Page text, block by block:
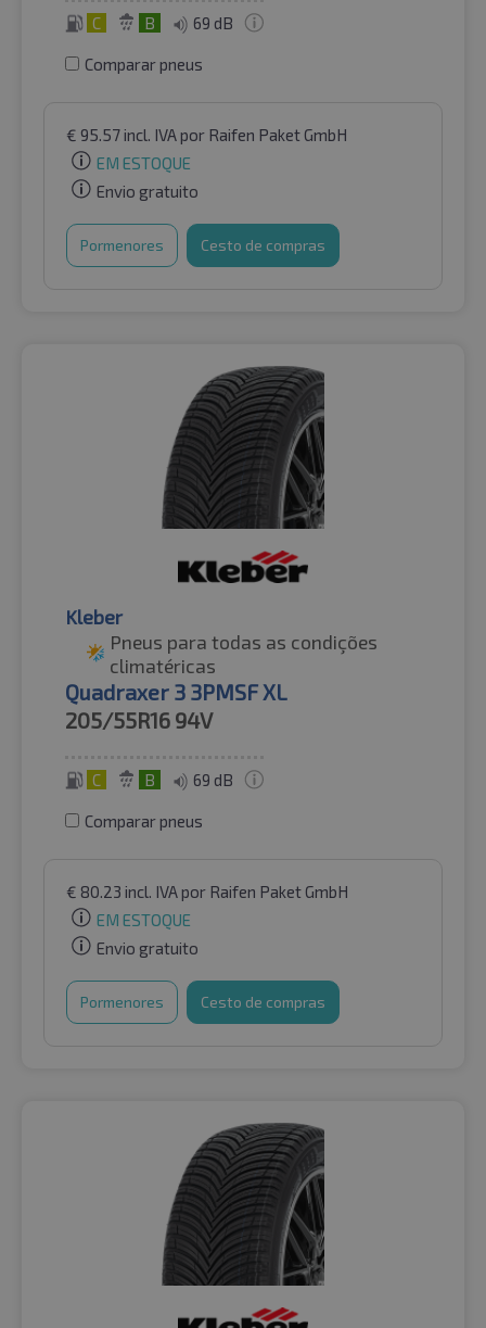
C B 69 dB
Comparar pneus
€ 95.57incl. IVApor Raifen Paket GmbH
EM ESTOQUE
Envio gratuito
Pormenores Cesto de compras
Kleber
Pneus para todas as condições
climatéricas
Quadraxer 3 3PMSF XL
205/55R16 94V
C B 69 dB
Comparar pneus
€ 80.23 incl. IVApor Raifen Paket GmbH
EM ESTOQUE
Envio gratuito
Pormenores Cesto de compras